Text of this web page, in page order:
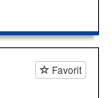
Favorit